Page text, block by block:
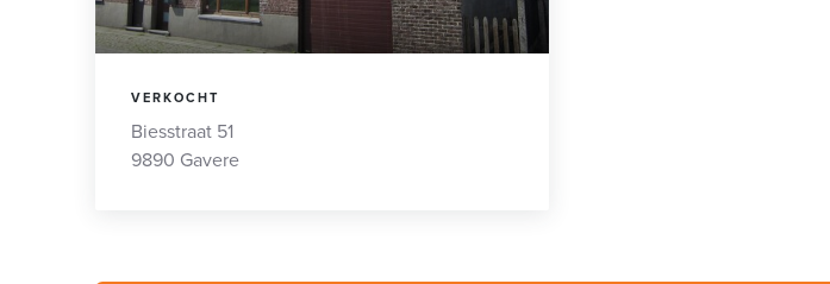
VERKOCHT
Biesstraat 51
9890 Gavere